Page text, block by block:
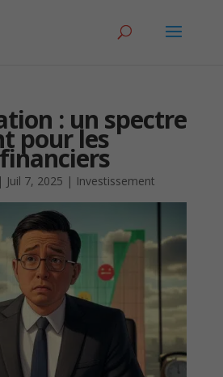
: un spectre
pour les
Juil 7, 2025 | Investissement